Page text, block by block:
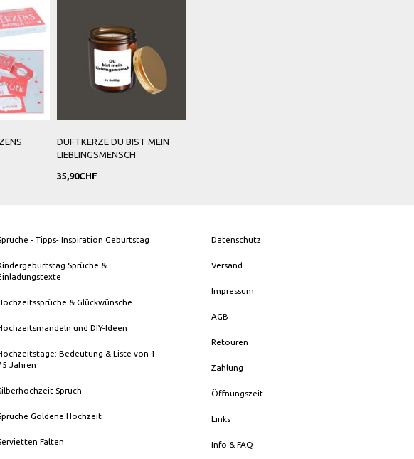
DUFTKERZE DU BIST MEIN
LIEBLINGSMENSCH
35,90CHF
- Tipps- Inspiration Geburtstag
Sprüche &
& Glückwünsche
und DIY-Ideen
Bedeutung & Liste von 1–
Jahren
Spruch
Goldene Hochzeit
Falten
Datenschutz
Versand
Impressum
AGB
Retouren
Zahlung
Öffnungszeit
Links
Info & FAQ